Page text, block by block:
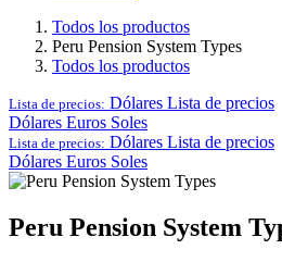
Todos los productos
Peru Pension System Types
Todos los productos
Lista de precios: Dólares Lista de precios
Dólares Euros Soles
Lista de precios: Dólares Lista de precios
Dólares Euros Soles
Peru Pension System